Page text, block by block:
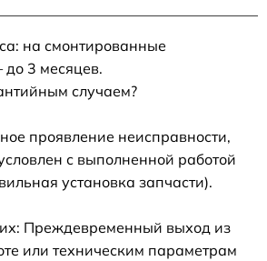
на смонтированные
3 месяцев.
случаем?
проявление неисправности,
с выполненной работой
установка запчасти).
Преждевременный выход из
или техническим параметрам